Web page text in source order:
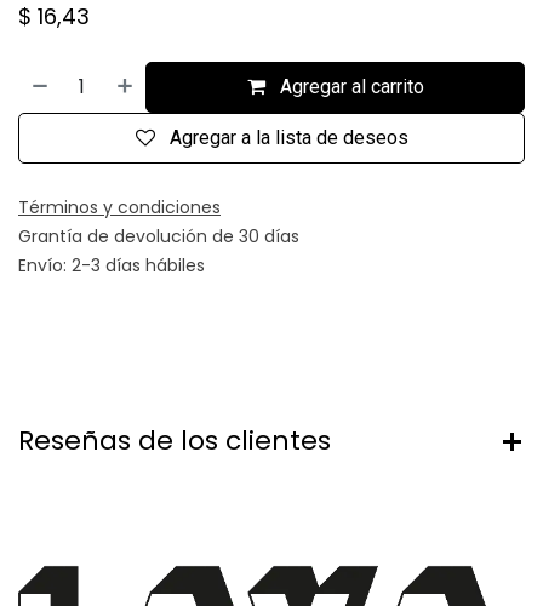
$ 16,43
Agregar al carrito
Agregar a la lista de deseos
Términos y condiciones
Grantía de devolución de 30 días
Envío: 2-3 días hábiles
Reseñas de los clientes